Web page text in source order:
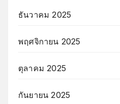
ธันวาคม 2025
พฤศจิกายน 2025
ตุลาคม 2025
กันยายน 2025